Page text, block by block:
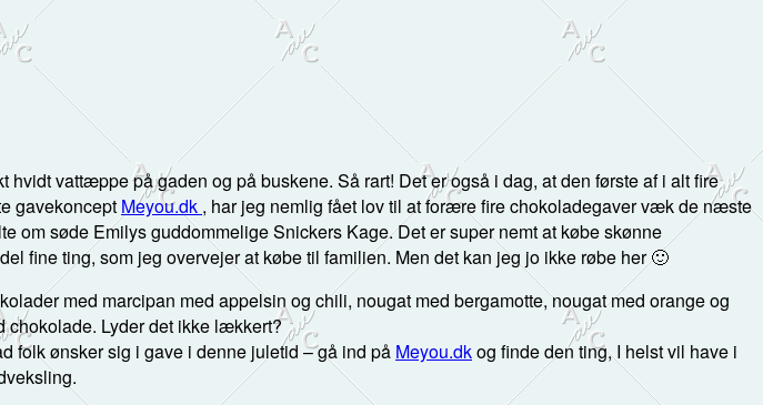
vattæppe på gaden og på buskene. Så rart! Det er også i dag, at den første af i alt fire
gavekoncept Meyou.dk , har jeg nemlig fået lov til at forære fire chokoladegaver væk de næste
om søde Emilys guddommelige Snickers Kage. Det er super nemt at købe skønne
fine ting, som jeg overvejer at købe til familien. Men det kan jeg jo ikke røbe her 🙂
med marcipan med appelsin og chili, nougat med bergamotte, nougat med orange og
chokolade. Lyder det ikke lækkert?
folk ønsker sig i gave i denne juletid – gå ind på Meyou.dkog finde den ting, I helst vil have i